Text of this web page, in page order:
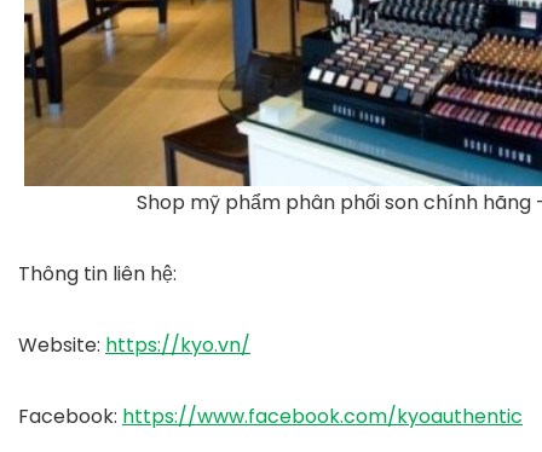
Shop mỹ phẩm phân phối son chính hãng
Thông tin liên hệ:
Website: https://kyo.vn/
Facebook: https://www.facebook.com/kyoauthentic